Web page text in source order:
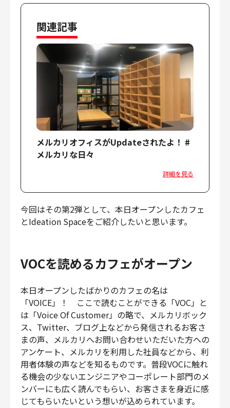
財務・経理
内部監査・リスク
法務
セキュリティ・プライバシー
募集中の求人一覧
関連記事
メルカリオフィスがUpdateされたよ！ #
メルカリな日々
詳細を見る
今回はその第2弾として、本日オープンしたカフェ
とIdeation Spaceをご紹介したいと思います。
VOCを読めるカフェがオープン
本日オープンしたばかりのカフェの名は
「VOICE」！ ここで読むことができる「VOC」と
は「Voice Of Customer」の略で、メルカリボック
ス、Twitter、ブログ上などから発信されるお客さ
まの声、メルカリへお問い合わせいただいた方への
アンケート、メルカリを利用した社員などから、利
用者体験の声などを知るものです。普段VOCに触れ
る機会の少ないエンジニアやコーポレート部門のメ
ンバーにも広く読んでもらい、お客さまを身近に感
じてもらいたいという想いが込められています。